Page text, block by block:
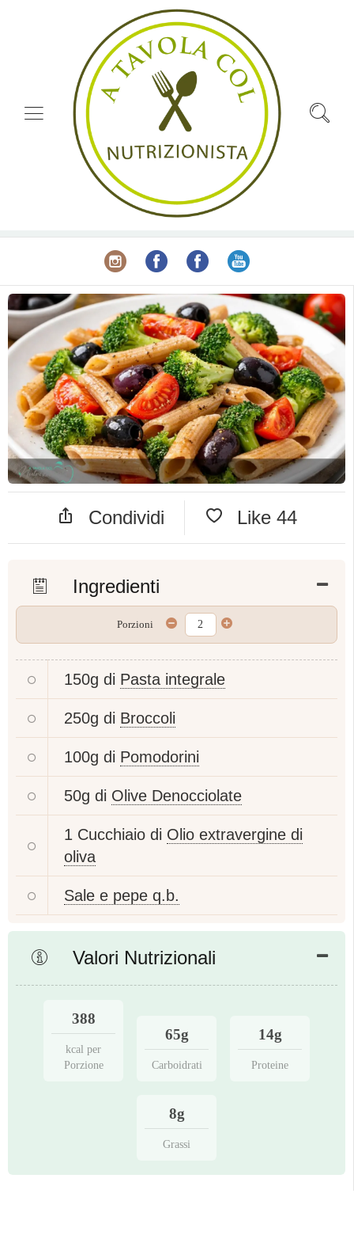
Condividi Like 44
Ingredienti
Porzioni
150g di Pasta integrale
250g di Broccoli
100g di Pomodorini
50g di Olive Denocciolate
1 Cucchiaio di Olio extravergine di
oliva
Sale e pepe q.b.
Valori Nutrizionali
388
kcal per
Porzione
65g
Carboidrati
14g
Proteine
8g
Grassi